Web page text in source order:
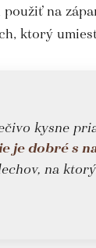
na
ktorý
kysne
je dobré s
na